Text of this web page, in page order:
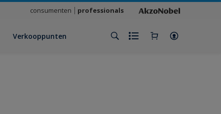
consumenten professionals
Verkooppunten